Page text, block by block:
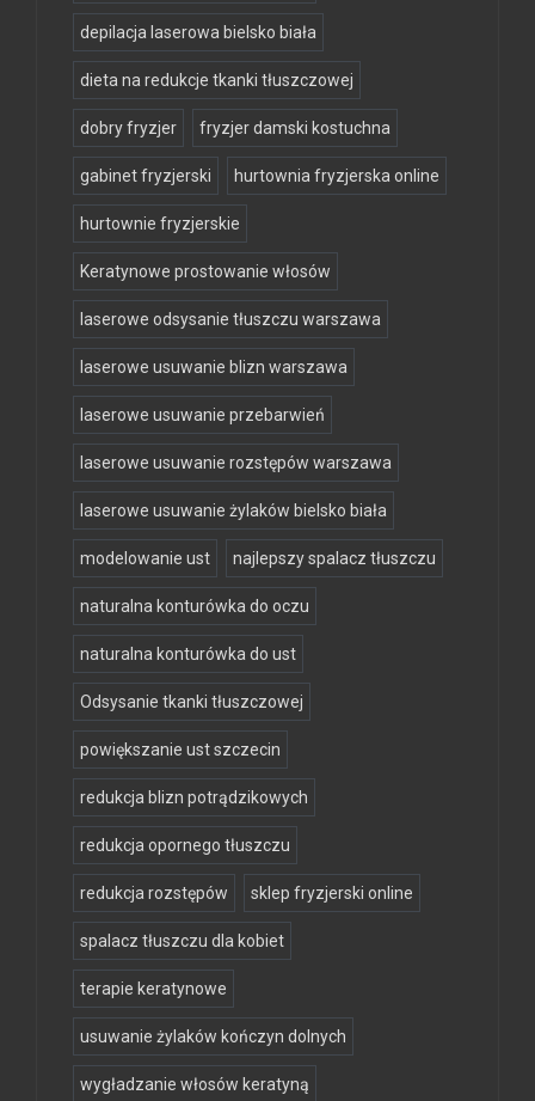
depilacja laserowa bielsko biała
dieta na redukcje tkanki tłuszczowej
dobry fryzjer fryzjer damski kostuchna
gabinet fryzjerski hurtownia fryzjerska online
hurtownie fryzjerskie
Keratynowe prostowanie włosów
laserowe odsysanie tłuszczu warszawa
laserowe usuwanie blizn warszawa
laserowe usuwanie przebarwień
laserowe usuwanie rozstępów warszawa
laserowe usuwanie żylaków bielsko biała
modelowanie ust najlepszy spalacz tłuszczu
naturalna konturówka do oczu
naturalna konturówka do ust
Odsysanie tkanki tłuszczowej
powiększanie ust szczecin
redukcja blizn potrądzikowych
redukcja opornego tłuszczu
redukcja rozstępów sklep fryzjerski online
spalacz tłuszczu dla kobiet
terapie keratynowe
usuwanie żylaków kończyn dolnych
wygładzanie włosów keratyną